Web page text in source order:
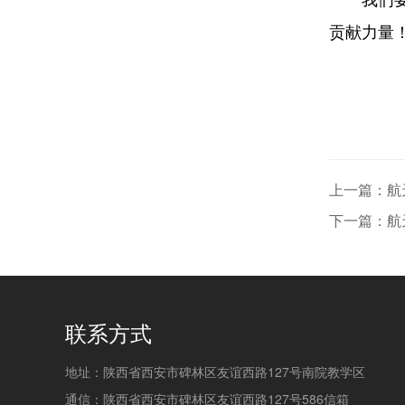
贡献力量
上一篇：
下一篇：
联系方式
地址：陕西省西安市碑林区友谊西路127号南院教学区
通信：陕西省西安市碑林区友谊西路127号586信箱